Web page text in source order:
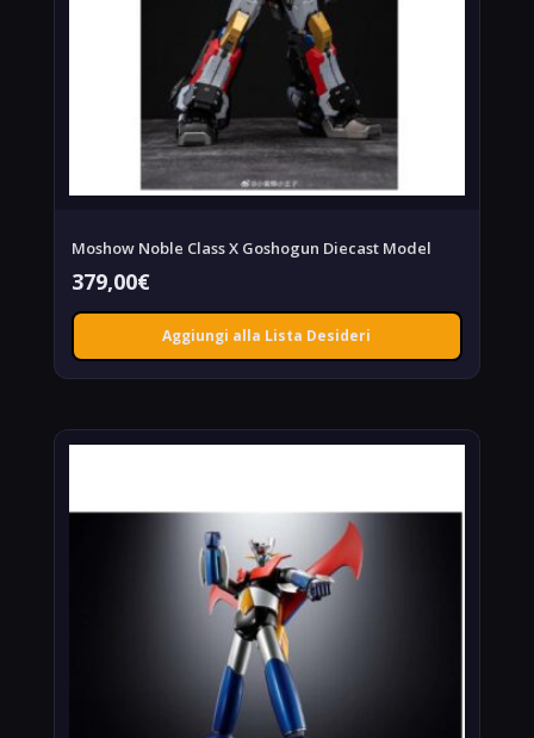
Moshow Noble Class X Goshogun Diecast Model
379,00€
Aggiungi alla Lista Desideri